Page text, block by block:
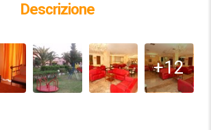
Descrizione
+12